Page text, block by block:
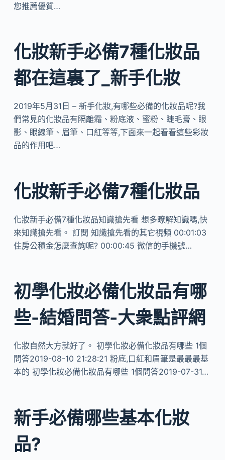
您推薦優質…
化妝新手必備7種化妝品
都在這裏了_新手化妝
2019年5月31日 – 新手化妝,有哪些必備的化妝品呢?我
們常見的化妝品有隔離霜、粉底液、蜜粉、睫毛膏、眼
影、眼線筆、眉筆、口紅等等,下面來一起看看這些彩妝
品的作用吧…
化妝新手必備7種化妝品
化妝新手必備7種化妝品知識搶先看 想多瞭解知識嗎,快
來知識搶先看。 訂閱 知識搶先看的其它視頻 00:01:03
住房公積金怎麼查詢呢? 00:00:45 微信的手機號…
初學化妝必備化妝品有哪
些-結婚問答-大衆點評網
化妝自然大方就好了。 初學化妝必備化妝品有哪些 1個
問答2019-08-10 21:28:21 粉底,口紅和眉筆是最最最基
本的 初學化妝必備化妝品有哪些 1個問答2019-07-31…
新手必備哪些基本化妝
品?